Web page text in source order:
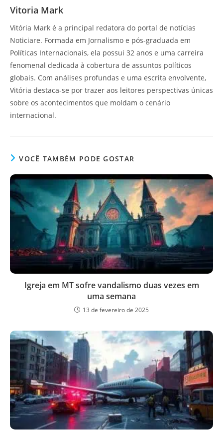
Vitoria Mark
Vitória Mark é a principal redatora do portal de notícias
Noticiare. Formada em Jornalismo e pós-graduada em
Políticas Internacionais, ela possui 32 anos e uma carreira
fenomenal dedicada à cobertura de assuntos políticos
globais. Com análises profundas e uma escrita envolvente,
Vitória destaca-se por trazer aos leitores perspectivas únicas
sobre os acontecimentos que moldam o cenário
internacional.
VOCÊ TAMBÉM PODE GOSTAR
Igreja em MT sofre vandalismo duas vezes em
uma semana
13 de fevereiro de 2025